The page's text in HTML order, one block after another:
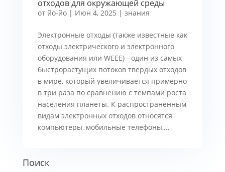
отходов для окружающей среды
от йо-йо| Июн 4, 2025 | знания
Электронные отходы (также известные как
отходы электрического и электронного
оборудования или WEEE) - один из самых
быстрорастущих потоков твердых отходов
в мире, который увеличивается примерно
в три раза по сравнению с темпами роста
населения планеты. К распространенным
видам электронных отходов относятся
компьютеры, мобильные телефоны,...
Поиск